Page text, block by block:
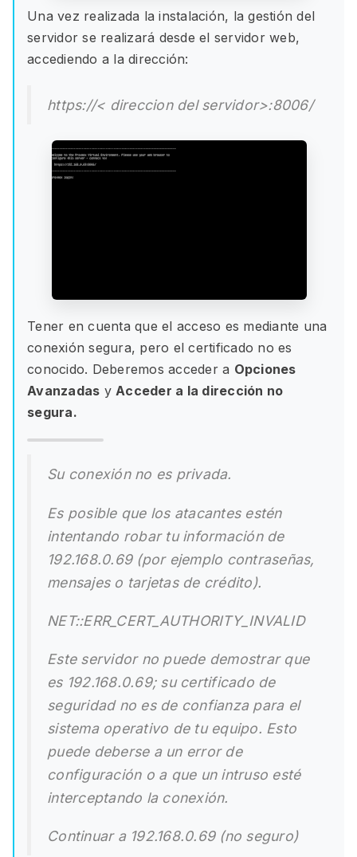
Una vez realizada la instalación, la gestión del
servidor se realizará desde el servidor web,
accediendo a la dirección:
https://< direccion del servidor>:8006/
Tener en cuenta que el acceso es mediante una
conexión segura, pero el certificado no es
conocido. Deberemos acceder a Opciones
Avanzadas y Acceder a la dirección no
segura.
Su conexión no es privada.
Es posible que los atacantes estén
intentando robar tu información de
192.168.0.69 (por ejemplo contraseñas,
mensajes o tarjetas de crédito).
NET::ERR_CERT_AUTHORITY_INVALID
Este servidor no puede demostrar que
es 192.168.0.69; su certificado de
seguridad no es de confianza para el
sistema operativo de tu equipo. Esto
puede deberse a un error de
configuración o a que un intruso esté
interceptando la conexión.
Continuar a 192.168.0.69 (no seguro)